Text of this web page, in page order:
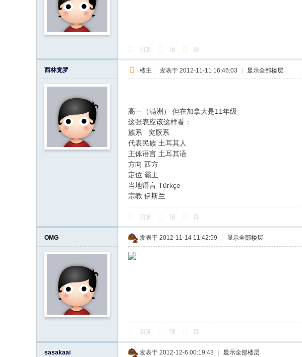
回复 顶 踩
西林觉罗 楼主 | 发表于 2012-11-11 16:46:03 | 显示全部楼层
高一（满洲） 但在加拿大是11年级
这张表应该这样看：
族系 突厥系
代表民族 土耳其人
主体语言 土耳其语
方向 西方
定位 霸主
当地语言 Türkçe
宗教 伊斯兰
回复 顶 踩
OMG 发表于 2012-11-14 11:42:59 显示全部楼层
回复 顶 踩
sasakaai 发表于 2012-12-6 00:19:43 显示全部楼层